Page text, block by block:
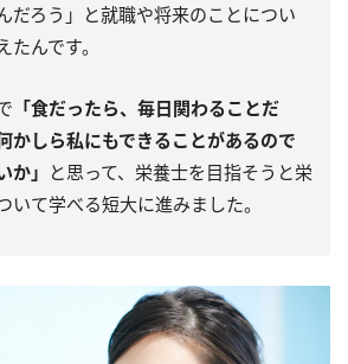
だろう」と就職や将来のことについ
たんです。
「食だったら、毎日関わることだ
かしら私にもできることがあるので
か」 と思って、栄養士を目指そうと栄
いて学べる短大に進みました。